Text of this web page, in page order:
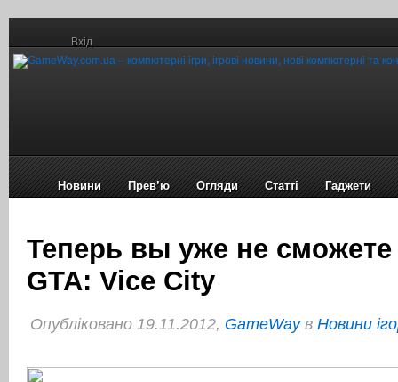
Вхід
Новини Прев’ю Огляди Статті Гаджети
Теперь вы уже не сможете
GTA: Vice City
Опубліковано 19.11.2012, GameWayв Новини